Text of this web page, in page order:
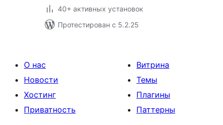
40+ активных установок
Протестирован с 5.2.25
О нас
Новости
Хостинг
Приватность
Витрина
Темы
Плагины
Паттерны